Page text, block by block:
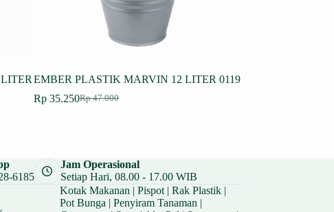
EMBER PLASTIK MARVIN 12 LITER 0119
Rp47.000
Harga
Rp 35.250Harga
6185
Jam Operasional
Setiap Hari, 08.00 - 17.00 WIB
Kotak Makanan | Pispot| Rak Plastik|
Pot Bunga | Penyiram Tanaman |